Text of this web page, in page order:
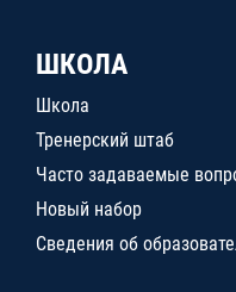
ШКОЛА
Школа
Тренерский штаб
Часто задаваемые
Новый набор
Сведения об